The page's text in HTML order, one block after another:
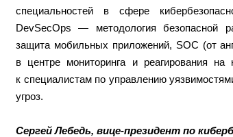
специальностей в сфере
DevSecOps ― методология безопасной
защита мобильных приложений, SOC (от
в центре мониторинга и реагирования
к специалистам по управлению
угроз.
Сергей Лебедь, вице-президент по